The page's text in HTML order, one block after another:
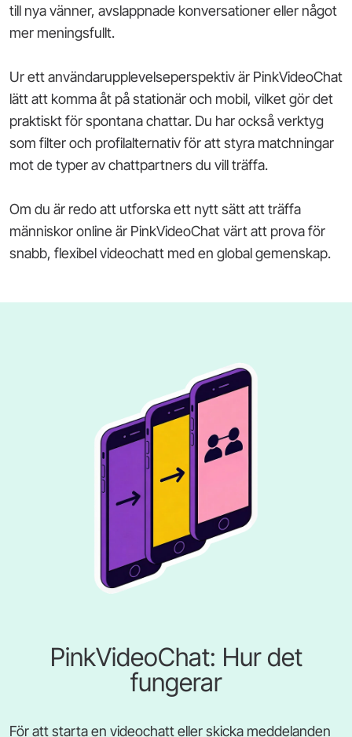
till nya vänner, avslappnade konversationer eller något
mer meningsfullt.
Ur ett användarupplevelseperspektiv är PinkVideoChat
lätt att komma åt på stationär och mobil, vilket gör det
praktiskt för spontana chattar. Du har också verktyg
som filter och profilalternativ för att styra matchningar
mot de typer av chattpartners du vill träffa.
Om du är redo att utforska ett nytt sätt att träffa
människor online är PinkVideoChat värt att prova för
snabb, flexibel videochatt med en global gemenskap.
PinkVideoChat: Hur det
fungerar
För att starta en videochatt eller skicka meddelanden